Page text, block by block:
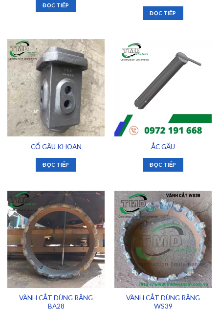
ĐỌC TIẾP
ĐỌC TIẾP
CỔ GẦU KHOAN
ĐỌC TIẾP
ẮC GẦU
ĐỌC TIẾP
VÀNH CẮT DÙNG RĂNG
BA28
VÀNH CẮT DÙNG RĂNG
WS39